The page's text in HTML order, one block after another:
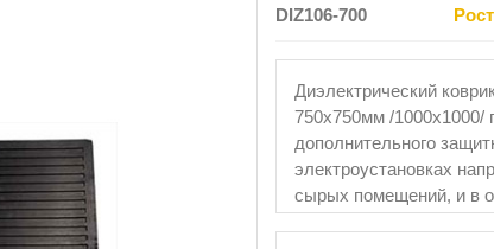
DIZ106-700
Диэлектрический
750x750мм /1000х1000/
дополнительного
электроустановках
сырых помещений, и в